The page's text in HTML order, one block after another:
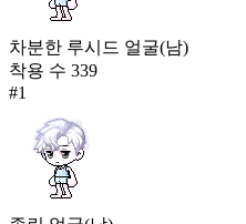
차분한 루시드 얼굴(남)
착용 수 339
#1